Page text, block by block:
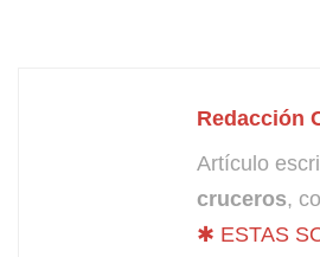
Redacción
Artículo
cruceros,
✱ ESTAS